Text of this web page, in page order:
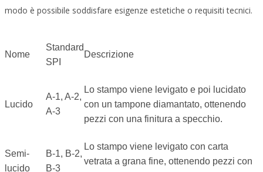
modo è possibile soddisfare esigenze estetiche o requisiti tecnici.
Nome
Standard
SPI
Descrizione
Lucido
A-1, A-2,
A-3
Lo stampo viene levigato e poi lucidato
con un tampone diamantato, ottenendo
pezzi con una finitura a specchio.
Semi-
lucido
B-1, B-2,
B-3
Lo stampo viene levigato con carta
vetrata a grana fine, ottenendo pezzi con